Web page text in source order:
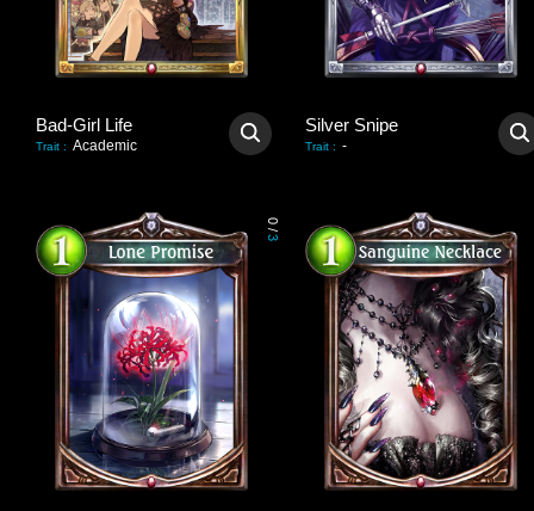
Bad-Girl Life
Trait : Academic
Silver Snipe
Trait : -
0
/
3